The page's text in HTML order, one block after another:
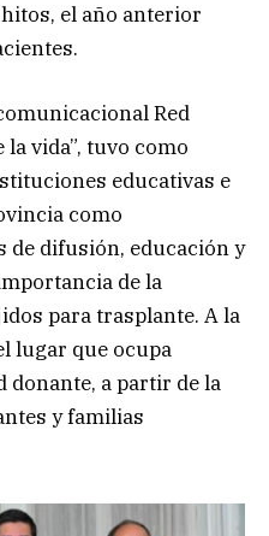
el año anterior
Red
vida”, tuvo como
educativas e
como
de difusión, educación y
de la
para trasplante. A la
lugar que ocupa
donante, a partir de la
y familias